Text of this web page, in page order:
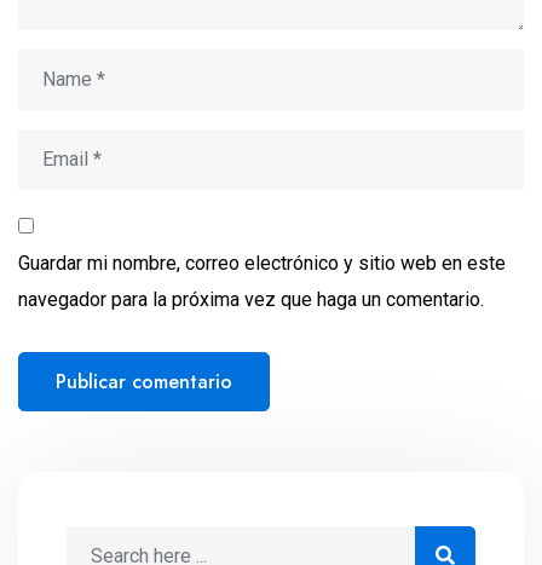
Guardar mi nombre, correo electrónico y sitio web en este
navegador para la próxima vez que haga un comentario.